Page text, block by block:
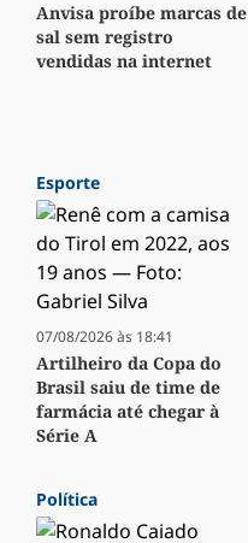
Anvisa proíbe marcas de
sal sem registro
vendidas na internet
Esporte
07/08/2026 às 18:41
Artilheiro da Copa do
Brasil saiu de time de
farmácia até chegar à
Série A
Política